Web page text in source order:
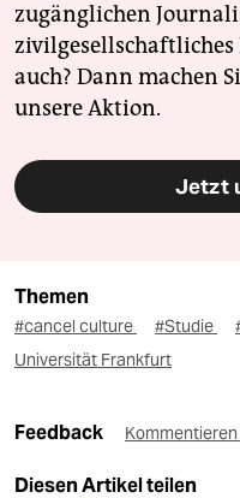
zugänglichen
zivilgesellschaftliches
auch? Dann machen
unsere Aktion.
Jetzt
Themen
#cancel culture #Studie
Universität Frankfurt
Feedback Kommentieren
Diesen Artikel teilen